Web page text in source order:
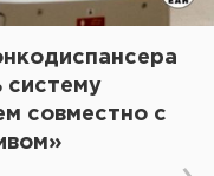
систему
совместно с